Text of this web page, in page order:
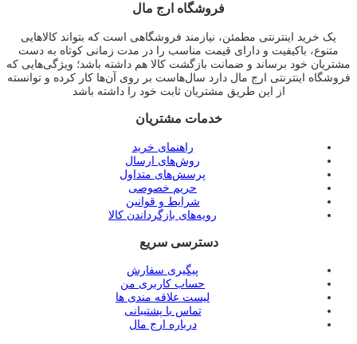
فروشگاه ارج مال
یک خرید اینترنتی مطمئن، نیازمند فروشگاهی است که بتواند کالاهایی
متنوع، باکیفیت و دارای قیمت مناسب را در مدت زمانی کوتاه به دست
مشتریان خود برساند و ضمانت بازگشت کالا هم داشته باشد؛ ویژگی‌هایی که
فروشگاه اینترنتی ارج مال دارد سال‌هاست بر روی آن‌ها کار کرده و توانسته
از این طریق مشتریان ثابت خود را داشته باشد
خدمات مشتریان
راهنمای خرید
روش‌های ارسال
پرسش‌های متداول
حریم خصوصی
شرایط و قوانین
رویه‌های بازگرداندن کالا
دسترسی سریع
پیگیری سفارش
حساب کاربری من
لیست علاقه مندی ها
تماس با پشتیبانی
درباره ارج مال